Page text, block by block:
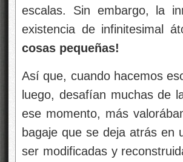
escalas. Sin embargo, la
existencia de infinitesimal
cosas pequeñas!
Así que, cuando hacemos
luego, desafían muchas de
ese momento, más
bagaje que se deja atrás en
ser modificadas y